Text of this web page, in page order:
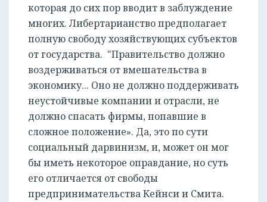
которая до сих пор вводит в заблуждение
многих. Либертарианство предполагает
полную свободу хозяйствующих субъектов
от государства. "Правительство должно
воздерживаться от вмешательства в
экономику... Оно не должно поддерживать
неустойчивые компании и отрасли, не
должно спасать фирмы, попавшие в
сложное положение». Да, это по сути
социальный дарвинизм, и, может он мог
бы иметь некоторое оправдание, но суть
его отличается от свободы
предпринимательства Кейнси и Смита.